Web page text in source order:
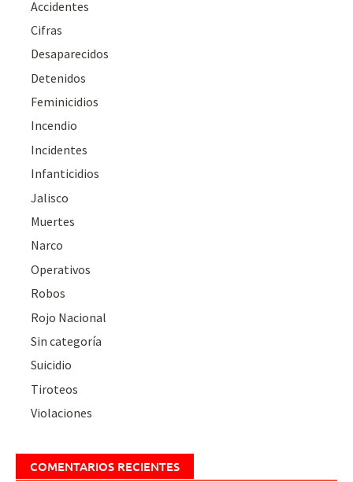
Accidentes
Cifras
Desaparecidos
Detenidos
Feminicidios
Incendio
Incidentes
Infanticidios
Jalisco
Muertes
Narco
Operativos
Robos
Rojo Nacional
Sin categoría
Suicidio
Tiroteos
Violaciones
COMENTARIOS RECIENTES